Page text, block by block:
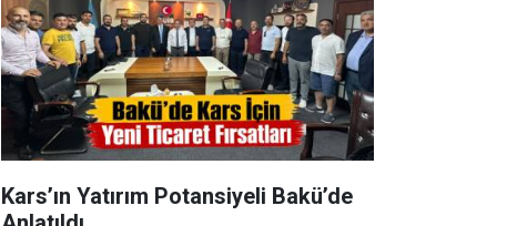
Kars’ın Yatırım Potansiyeli Bakü’de